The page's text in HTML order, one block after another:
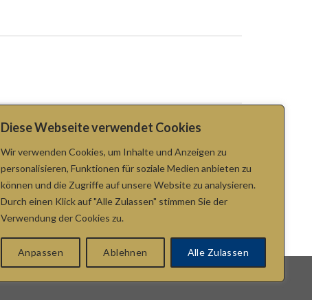
Diese Webseite verwendet Cookies
Wir verwenden Cookies, um Inhalte und Anzeigen zu
personalisieren, Funktionen für soziale Medien anbieten zu
können und die Zugriffe auf unsere Website zu analysieren.
Durch einen Klick auf "Alle Zulassen" stimmen Sie der
Verwendung der Cookies zu.
Anpassen Ablehnen Alle Zulassen